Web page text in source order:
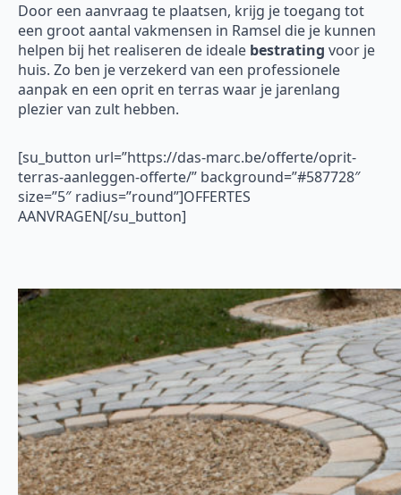
Door een aanvraag te plaatsen, krijg je toegang tot
een groot aantal vakmensen in Ramsel die je kunnen
helpen bij het realiseren de ideale bestrating voor je
huis. Zo ben je verzekerd van een professionele
aanpak en een oprit en terras waar je jarenlang
plezier van zult hebben.
[su_button url=”https://das-marc.be/offerte/oprit-
terras-aanleggen-offerte/” background=”#587728″
size=”5″ radius=”round”]OFFERTES
AANVRAGEN[/su_button]